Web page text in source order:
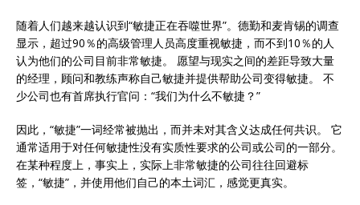
随着人们越来越认识到“敏捷正在吞噬世界”。德勤和麦肯锡的调查
显示，超过90％的高级管理人员高度重视敏捷，而不到10％的人
认为他们的公司目前非常敏捷。 愿望与现实之间的差距导致大量
的经理，顾问和教练声称自己敏捷并提供帮助公司变得敏捷。 不
少公司也有首席执行官问：“我们为什么不敏捷？”
因此，“敏捷”一词经常被抛出，而并未对其含义达成任何共识。 它
通常适用于对任何敏捷性没有实质性要求的公司或公司的一部分。
在某种程度上，事实上，实际上非常敏捷的公司往往回避标
签，“敏捷”，并使用他们自己的本土词汇，感觉更真实。